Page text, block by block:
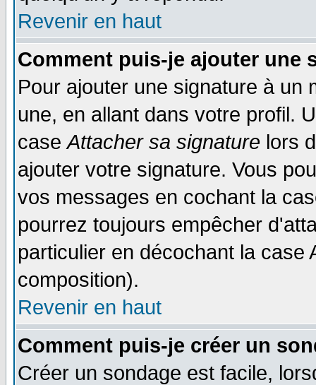
Revenir en haut
Comment puis-je ajouter une
Pour ajouter une signature à un
une, en allant dans votre profil.
caseAttacher sa signature lors
ajouter votre signature. Vous
vos messages en cochant la
pourrez toujours empêcher
particulier en décochant la
composition).
Revenir en haut
Comment puis-je créer un
Créer un sondage est facile,